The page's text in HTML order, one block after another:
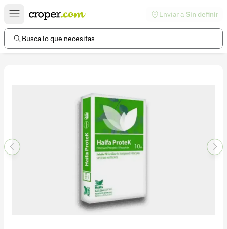
Enviar a Sin definir
Busca lo que necesitas
Enlaces de interés
Preguntas frecuentes
Política de devoluciones
Política de privacidad